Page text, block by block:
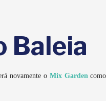
Baleia
novamente o Mix Gardencomo